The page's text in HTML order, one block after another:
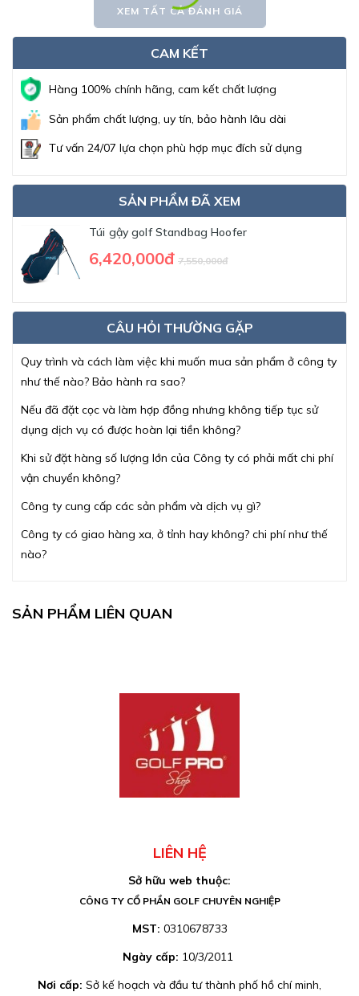
XEM TẤT CẢ ĐÁNH GIÁ
CAM KẾT
Hàng 100% chính hãng, cam kết chất lượng
Sản phẩm chất lượng, uy tín, bảo hành lâu dài
Tư vấn 24/07 lựa chọn phù hợp mục đích sử dụng
SẢN PHẨM ĐÃ XEM
Túi gậy golf Standbag Hoofer
6,420,000đ 7,550,000đ
CÂU HỎI THƯỜNG GẶP
Quy trình và cách làm việc khi muốn mua sản phẩm ở công ty
như thế nào? Bảo hành ra sao?
Nếu đã đặt cọc và làm hợp đồng nhưng không tiếp tục sử
dụng dịch vụ có được hoàn lại tiền không?
Khi sử đặt hàng số lượng lớn của Công ty có phải mất chi phí
vận chuyển không?
Công ty cung cấp các sản phẩm và dịch vụ gì?
Công ty có giao hàng xa, ở tỉnh hay không? chi phí như thế
nào?
SẢN PHẨM LIÊN QUAN
LIÊN HỆ
Sở hữu web thuộc:
CÔNG TY CỔ PHẦN GOLF CHUYÊN NGHIỆP
MST: 0310678733
Ngày cấp: 10/3/2011
Nơi cấp: Sở kế hoạch và đầu tư thành phố hồ chí minh,